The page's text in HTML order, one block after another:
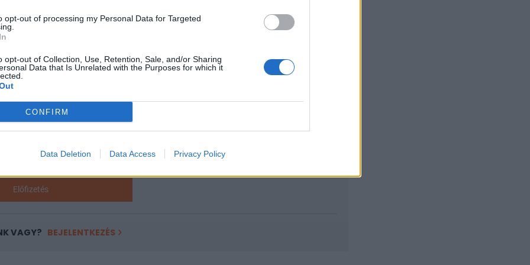
opt-out of processing my Personal Data for Targeted
opt-out of Collection, Use, Retention, Sale, and/or Sharing
Data that Is Unrelated with the Purposes for which it
CONFIRM
Data Deletion Data Access Privacy Policy
juttatásban részesülők számára évi 200 ezer forintnyi...
portfolio.hu hírarchívumához tartozik, melynek olvasása előfizetéses
tartalmazza:
cikkarchívum
Előfizetés
VAGY? BEJELENTKEZÉS